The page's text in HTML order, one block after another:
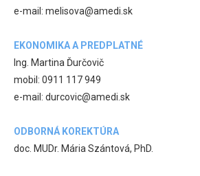
e-mail: melisova@amedi.sk
EKONOMIKA A PREDPLATNÉ
Ing. Martina Ďurčovič
mobil: 0911 117 949
e-mail: durcovic@amedi.sk
ODBORNÁ KOREKTÚRA
doc. MUDr. Mária Szántová, PhD.